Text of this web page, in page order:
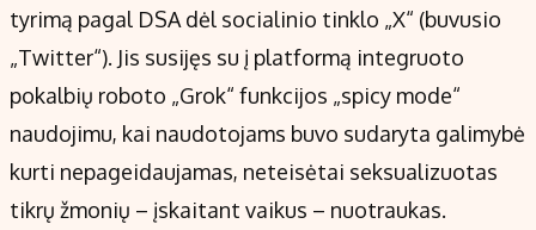
tyrimą pagal DSA dėl socialinio tinklo „X“ (buvusio
„Twitter“). Jis susijęs su į platformą integruoto
pokalbių roboto „Grok“ funkcijos „spicy mode“
naudojimu, kai naudotojams buvo sudaryta galimybė
kurti nepageidaujamas, neteisėtai seksualizuotas
tikrų žmonių – įskaitant vaikus – nuotraukas.